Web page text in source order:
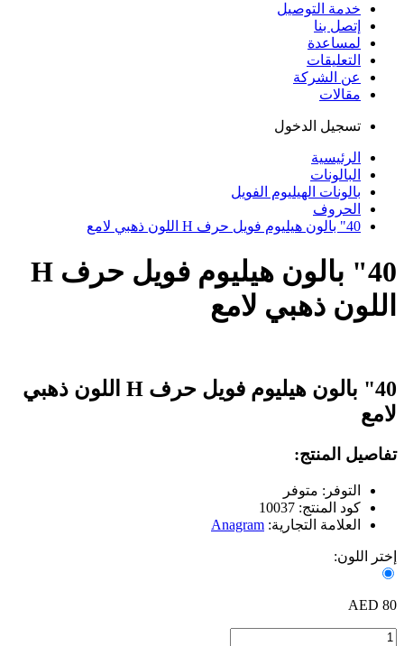
خدمة التوصيل
إتصل بنا
لمساعدة
التعليقات
عن الشركة
مقالات
تسجيل الدخول
الرئيسية
البالونات
بالونات الهيليوم الفويل
الحروف
40" بالون هيليوم فويل حرف H اللون ذهبي لامع
40" بالون هيليوم فويل حرف H
اللون ذهبي لامع
40" بالون هيليوم فويل حرف H اللون ذهبي
لامع
تفاصيل المنتج:
التوفر: متوفر
كود المنتج: 10037
العلامة التجارية: Anagram
إختر اللون:
80 AED